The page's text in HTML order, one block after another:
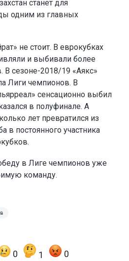
станет для
одним из главных
не стоит. В еврокубках
и выбивали более
В сезоне-2018/19 «Аякс»
Лиги чемпионов. В
сенсационно выбил
в полуфинале. А
лет превратился из
в постоянного участника
в Лиге чемпионов уже
команду.
0 1 0